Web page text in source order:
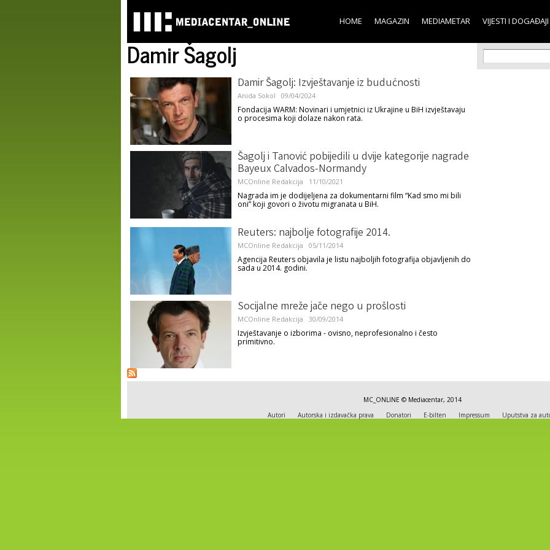
main
content
HOME MAGAZIN MEDIAMETAR VIJESTI I DOGAĐAJI
Damir Šagolj
Damir Šagolj: Izvještavanje iz budućnosti
Anida Sokol 09/04/2024
Fondacija WARM: Novinari i umjetnici iz Ukrajine u BiH izvještavaju
o procesima koji dolaze nakon rata.
Šagolj i Tanović pobijedili u dvije kategorije nagrade
Bayeux Calvados-Normandy
MCOnline Redakcija 11/10/2021
Nagrada im je dodijeljena za dokumentarni film “Kad smo mi bili
oni” koji govori o životu migranata u BiH.
Reuters: najbolje fotografije 2014.
MCOnline Redakcija 05/11/2014
Agencija Reuters objavila je listu najboljih fotografija objavljenih do
sada u 2014. godini.
Socijalne mreže jače nego u prošlosti
MCOnline Redakcija 30/09/2014
Izvještavanje o izborima - ovisno, neprofesionalno i često
primitivno.
Search
Search
MC_ONLINE © Mediacentar, 2014
Autori
Autorska i izdavačka prava Donatori E-bilten Impressum Uputstva za